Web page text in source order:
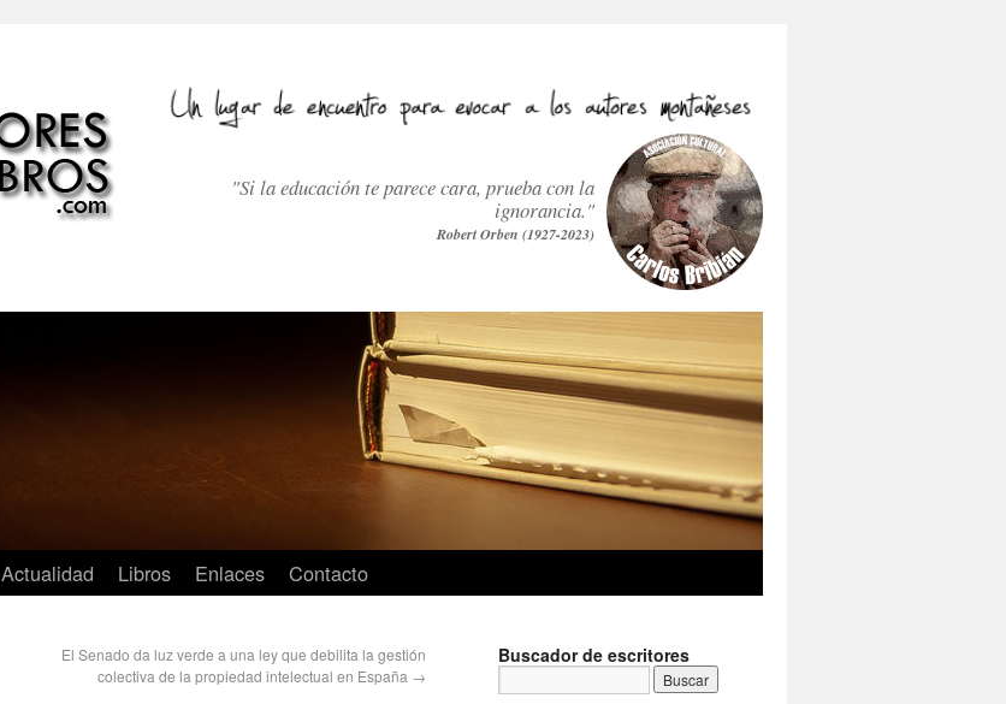
"Si la educación te parece cara, prueba con la
ignorancia."
Robert Orben (1927-2023)
Actualidad Libros Enlaces Contacto
El Senado da luz verde a una ley que debilita la gestión
colectiva de la propiedad intelectual en España →
Buscador de escritores